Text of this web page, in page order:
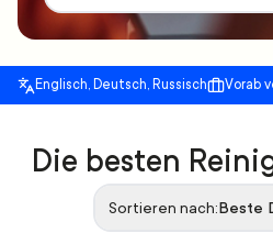
Englisch, Deutsch, Russisch Vorab
Die besten
Sortieren nach:Beste